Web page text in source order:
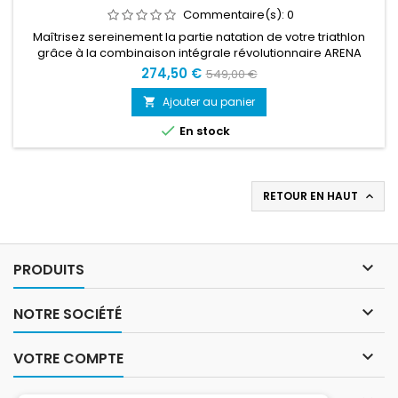
Commentaire(s): 0
Maîtrisez sereinement la partie natation de votre triathlon
grâce à la combinaison intégrale révolutionnaire ARENA
Carbon Tri.Usant de tout sons savoir-faire en matière de
glisse, ARENA a combiné deux matériaux avancés pour un
design ultime : d'une part des inserts en néoprène de
l'Aérodome Yamamoto - une réference en la matière - - et
d'autre part la...
274,50 € 549,00 €
 Ajouter au panier
 En stock
RETOUR EN HAUT 
PRODUITS 
NOTRE SOCIÉTÉ 
VOTRE COMPTE 